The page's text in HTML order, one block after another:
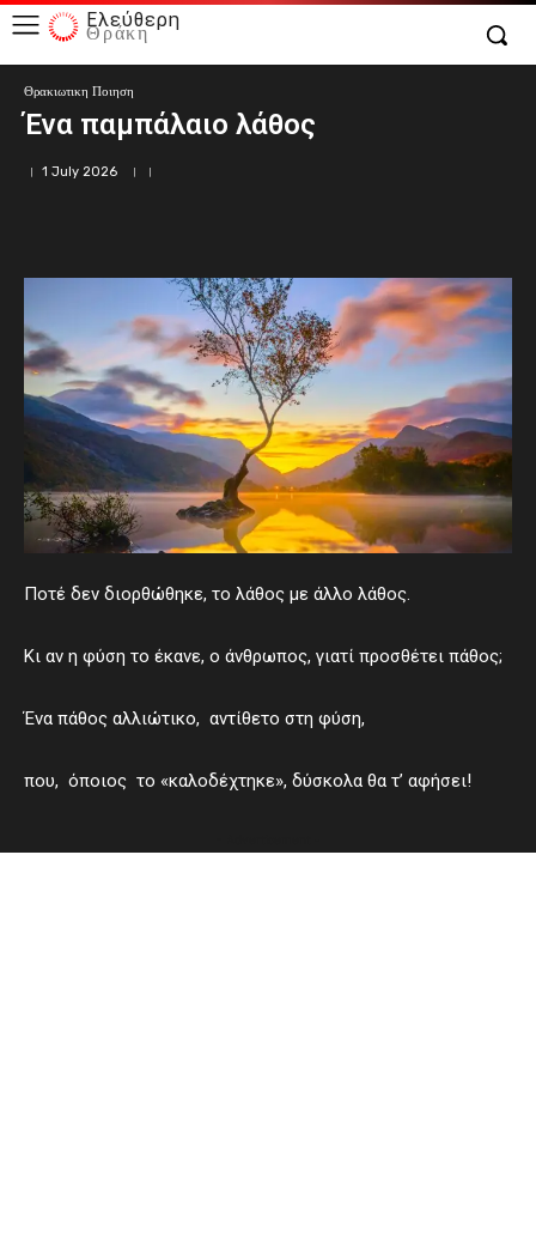
Ελεύθερη
Θράκη
Θρακιωτικη Ποιηση
Ένα παμπάλαιο λάθος
1 July 2026
Ποτέ δεν διορθώθηκε, το λάθος με άλλο λάθος.
Κι αν η φύση το έκανε, ο άνθρωπος, γιατί προσθέτει πάθος;
Ένα πάθος αλλιώτικο, αντίθετο στη φύση,
που, όποιος το «καλοδέχτηκε», δύσκολα θα τ’ αφήσει!